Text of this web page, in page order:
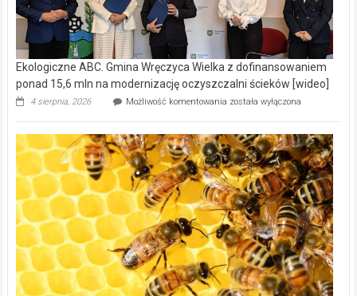
Ekologiczne ABC. Gmina Wręczyca Wielka z dofinansowaniem
ponad 15,6 mln na modernizację oczyszczalni ścieków [wideo]
4 sierpnia, 2026 Możliwość komentowania Ekologiczne
Wręczyca
Wielka
z
dofinansowaniem
ponad
15,6
mln
na
modernizację
oczyszczalni
ścieków
[wideo]
została wyłączona